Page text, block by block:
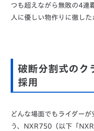
つも超えながら無敗の4連
人に優しい物作りに徹した
破断分割式のク
採用
どんな場面でもライダー
う、NXR750（以下「